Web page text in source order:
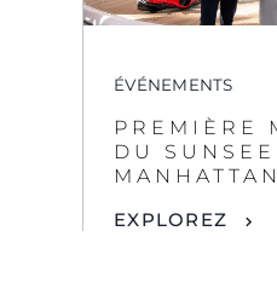
ÉVÉNEMENTS
PREMIÈRE
DU
EXPLOREZ